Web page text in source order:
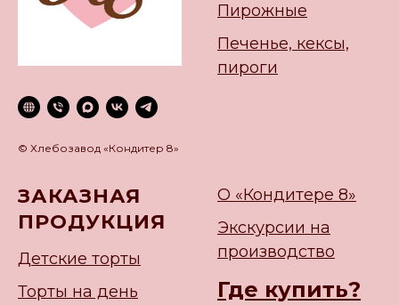
© Хлебозавод «Кондитер 8»
Пирожные
Печенье, кексы,
пироги
ЗАКАЗНАЯ
ПРОДУКЦИЯ
Детские торты
Торты на день
О «Кондитере 8»
Экскурсии на
производство
Где купить?